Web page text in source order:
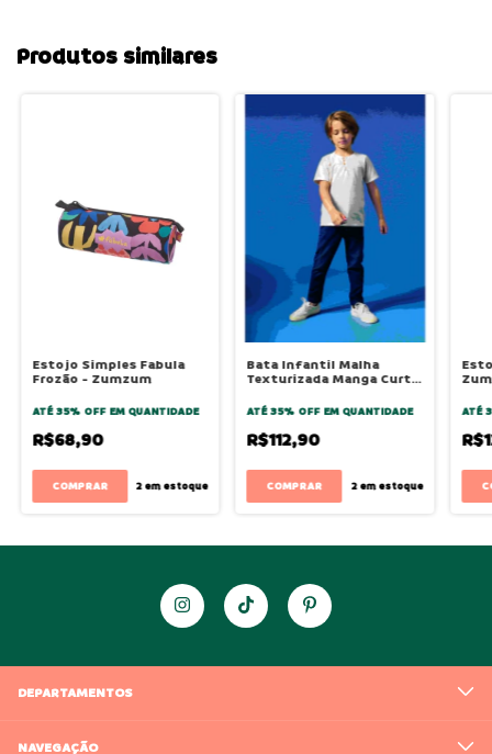
Produtos similares
Estojo Simples Fabula
Frozão - Zumzum
ATÉ 35% OFF EM QUANTIDADE
R$68,90
2em estoque
Bata Infantil Malha
Texturizada Manga Curta
ATÉ 35% OFF EM QUANTIDADE
R$112,90
COMPRAR 2em estoque
ATÉ
DEPARTAMENTOS
NAVEGAÇÃO